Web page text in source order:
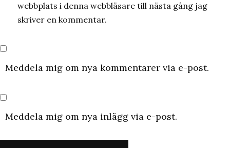
webbplats i denna webbläsare till nästa gång jag
skriver en kommentar.
Meddela mig om nya kommentarer via e-post.
Meddela mig om nya inlägg via e-post.